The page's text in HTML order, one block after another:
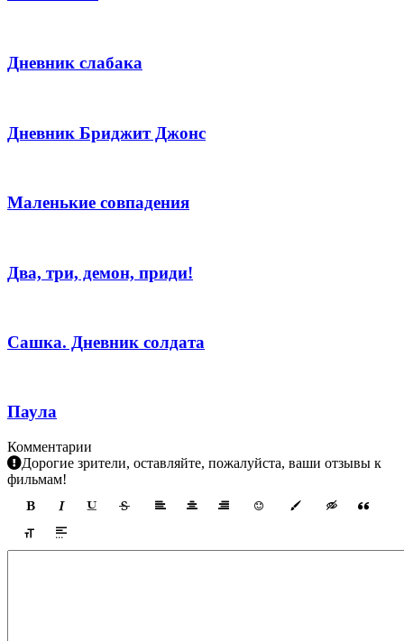
Дневник слабака
Дневник Бриджит Джонс
Маленькие совпадения
Два, три, демон, приди!
Сашка. Дневник солдата
Паула
Комментарии
Дорогие зрители, оставляйте, пожалуйста, ваши отзывы к
фильмам!